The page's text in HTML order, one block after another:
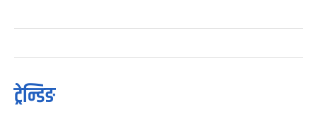
ट्रेन्डिङ